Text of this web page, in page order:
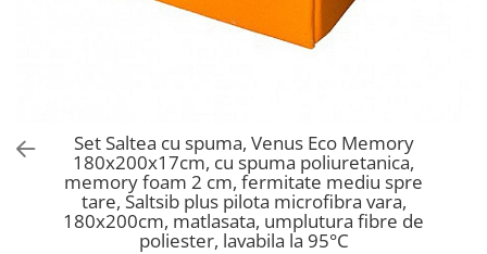
Saltele Memory Pocket
Saltele cu plasa arcuri
Saltele cu spuma
Saltele cu spuma
Scaune pentru living
Seturi comode living si vitrine
Mobila living
Scaune birou copii
Scaune resigilate
Scaune gradinita
Scaune conferinta
Set Saltea cu spuma, Venus Eco Memory
180x200x17cm, cu spuma poliuretanica,
memory foam 2 cm, fermitate mediu spre
tare, Saltsib plus pilota microfibra vara,
180x200cm, matlasata, umplutura fibre de
poliester, lavabila la 95°C